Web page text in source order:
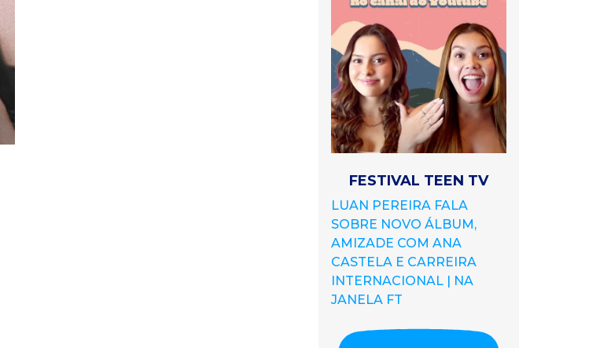
FESTIVAL TEEN TV
LUAN PEREIRA FALA
SOBRE NOVO ÁLBUM,
AMIZADE COM ANA
CASTELA E CARREIRA
INTERNACIONAL | NA
JANELA FT